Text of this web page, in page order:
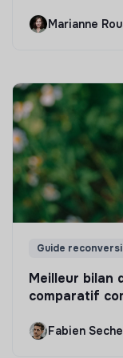
Marianne
Guide
Meilleur bilan
comparatif
Fabien